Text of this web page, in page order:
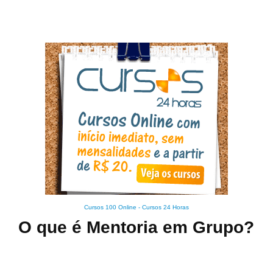
Cursos 100 Online - Cursos 24 Horas
O que é Mentoria em Grupo?